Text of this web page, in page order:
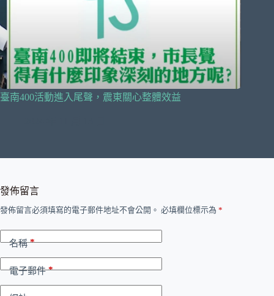
臺南400活動進入尾聲，震東關心整體效益
發佈留言
發佈留言必須填寫的電子郵件地址不會公開。 必填欄位標示為 *
名稱*
電子郵件*